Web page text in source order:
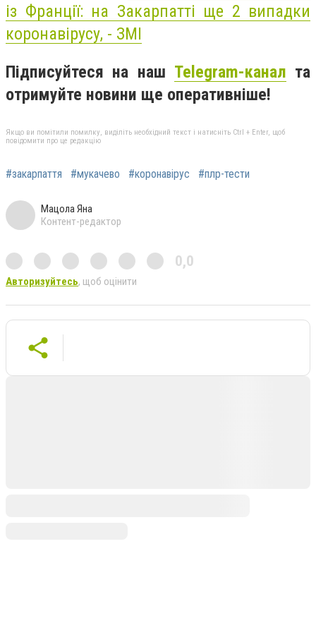
із Франції: на Закарпатті ще 2 випадки
коронавірусу, - ЗМІ
Підписуйтеся на наш Telegram-канал та
отримуйте новини ще оперативніше!
Якщо ви помітили помилку, виділіть необхідний текст і натисніть Ctrl + Enter, щоб
повідомити про це редакцію
#закарпаття #мукачево #коронавірус #плр-тести
Мацола Яна
Контент-редактор
0,0
Авторизуйтесь, щоб оцінити